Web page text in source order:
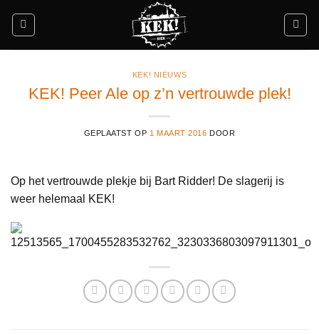
naar
KEK! NIEUWS
KEK! Peer Ale op z’n vertrouwde plek!
GEPLAATST OP 1 MAART 2016 DOOR
Op het vertrouwde plekje bij Bart Ridder! De slagerij is
weer helemaal KEK!